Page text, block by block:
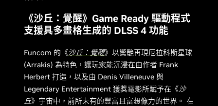
《沙丘：覺醒》Game Ready 驅動程式
支援具多畫格生成的 DLSS 4 功能
Funcom 的《沙丘：覺醒》以驚艷再現厄拉科斯星球
(Arrakis) 為特色，讓玩家能沉浸在由作者 Frank
Herbert 打造，以及由 Denis Villeneuve 與
Legendary Entertainment 獲獎電影所賦予在《沙
丘》宇宙中，前所未有的豐富且富想像力的世界。 在